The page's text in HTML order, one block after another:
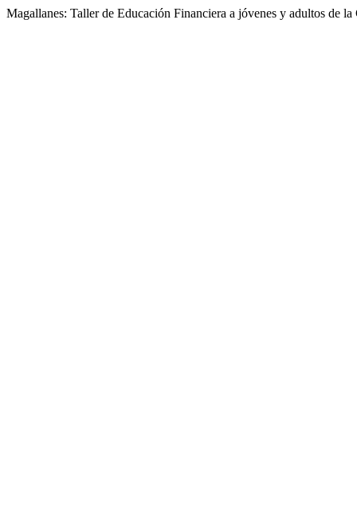
Magallanes: Taller de Educación Financiera a jóvenes y adultos de